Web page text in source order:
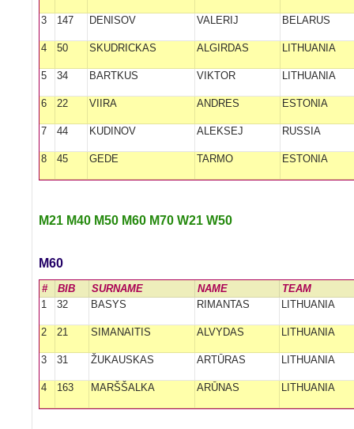
3 147 DENISOV VALERIJ BELARUS
4 50 SKUDRICKAS ALGIRDAS LITHUANIA
5 34 BARTKUS VIKTOR LITHUANIA
6 22 VIIRA ANDRES ESTONIA
7 44 KUDINOV ALEKSEJ RUSSIA
8 45 GEDE TARMO ESTONIA
M21 M40 M50 M60 M70 W21 W50
M60
# BIB SURNAME NAME
TEAM
1
32 BASYS RIMANTAS LITHUANIA
2 21 SIMANAITIS ALVYDAS LITHUANIA
3 31 ŽUKAUSKAS ARTŪRAS LITHUANIA
4 163 MARŠŠALKA ARŪNAS LITHUANIA